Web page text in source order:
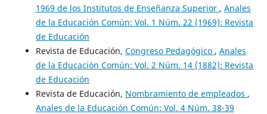
1969 de los Institutos de Enseñanza Superior , Anales
de la Educación Común: Vol. 1 Núm. 22 (1969): Revista
de Educación
Revista de Educación, Congreso Pedagógico , Anales
de la Educación Común: Vol. 2 Núm. 14 (1882): Revista
de Educación
Revista de Educación, Nombramiento de empleados ,
Anales de la Educación Común: Vol. 4 Núm. 38-39